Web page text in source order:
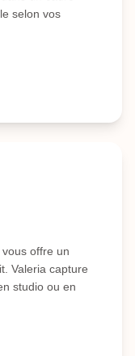
selon vos
offre un
Valeria capture
studio ou en